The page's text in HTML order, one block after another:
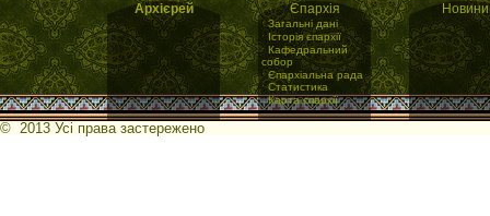
Архієрей Єпархія
·Загальні дані
·Історія єпархії
·Кафедральний
собор
·Єпархіальна рада
·Статистика
·Карта єпархії
Новини
© 2013 Усі права застережено